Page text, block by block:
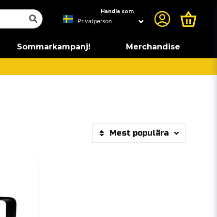
Handla som
Sommarkampanj! Merchandise
Mest populära